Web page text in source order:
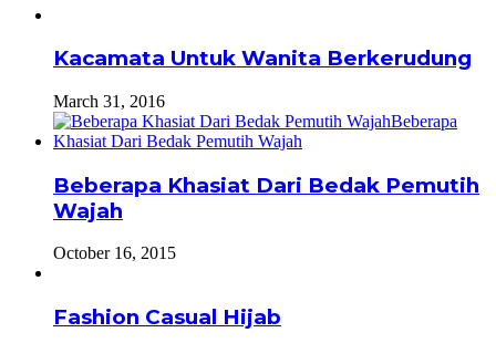
Kacamata Untuk Wanita Berkerudung
March 31, 2016
Beberapa Khasiat Dari Bedak Pemutih
Wajah
October 16, 2015
Fashion Casual Hijab